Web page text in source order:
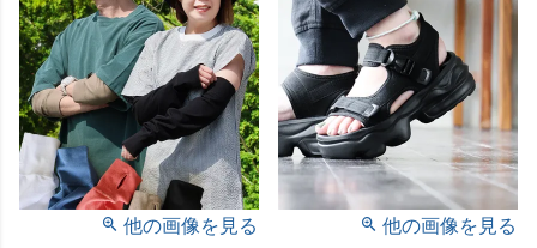
他の画像を見る 他の画像を見る